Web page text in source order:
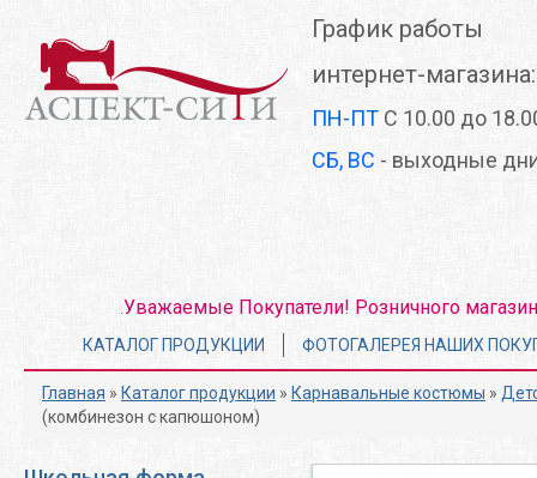
основному
содержанию
График работы
интернет-магазина:
ПН-ПТ С 10.00 до
СБ, ВС - выходные
Уважаемые Покупатели! Розничного
Главное
меню
КАТАЛОГ ПРОДУКЦИИ ФОТОГАЛЕРЕЯ НАШИХ
Главная » Каталог продукции » Карнавальные костюмы »
(комбинезон с капюшоном)